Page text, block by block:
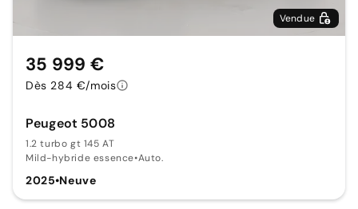
Vendue
Peugeot 5008
1.2 turbo gt 145 AT
Mild-hybride essence•Auto.
2025•Neuve
35 999 €
Dès 284 €/mois